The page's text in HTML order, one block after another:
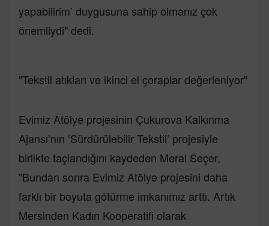
yapabilirim’ duygusuna sahip olmanız çok
önemliydi" dedi.
"Tekstil atıkları ve ikinci el çoraplar değerleniyor"
Evimiz Atölye projesinin Çukurova Kalkınma
Ajansı’nın ‘Sürdürülebilir Tekstil’ projesiyle
birlikte taçlandığını kaydeden Meral Seçer,
"Bundan sonra Evimiz Atölye projesini daha
farklı bir boyuta götürme imkanımız arttı. Artık
Mersinden Kadın Kooperatifi olarak